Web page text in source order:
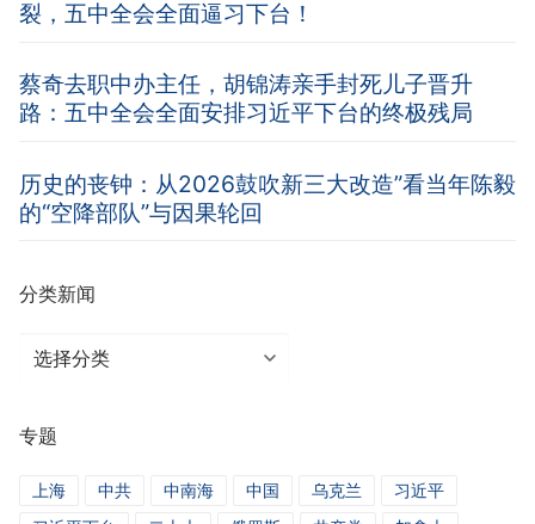
裂，五中全会全面逼习下台！
蔡奇去职中办主任，胡锦涛亲手封死儿子晋升
路：五中全会全面安排习近平下台的终极残局
历史的丧钟：从2026鼓吹新三大改造”看当年陈毅
的“空降部队”与因果轮回
分类新闻
分
闻
专题
上海 中共 中南海 中国 乌克兰
习近平